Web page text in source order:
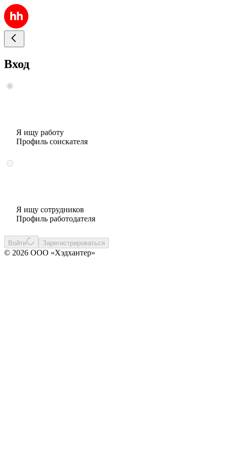
Вход
Я ищу работу
Профиль соискателя
Я ищу сотрудников
Профиль работодателя
Войти Зарегистрироваться
© 2026 ООО «Хэдхантер»